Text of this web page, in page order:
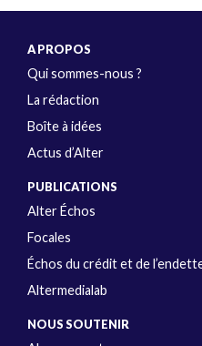
A PROPOS
Qui sommes-nous ?
La rédaction
Boîte à idées
Actus d’Alter
PUBLICATIONS
Alter Échos
Focales
Échos du crédit et de
Altermedialab
NOUS SOUTENIR